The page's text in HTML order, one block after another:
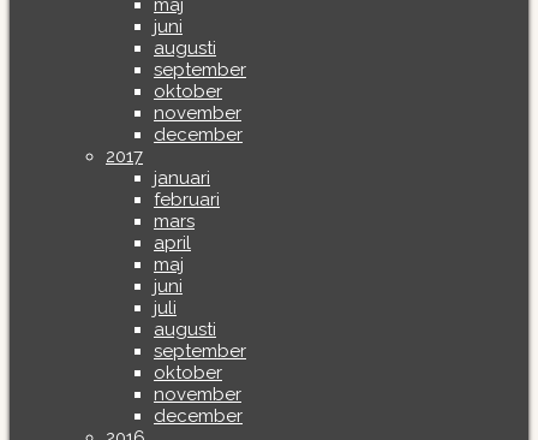
maj
juni
augusti
september
oktober
november
december
2017
januari
februari
mars
april
maj
juni
juli
augusti
september
oktober
november
december